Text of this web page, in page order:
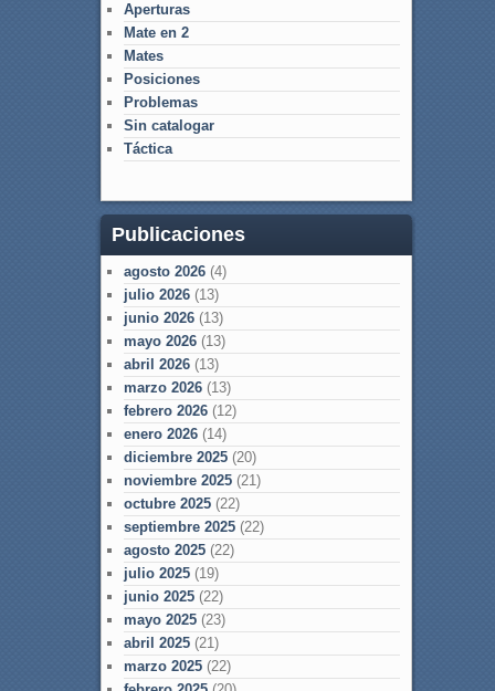
Aperturas
Mate en 2
Mates
Posiciones
Problemas
Sin catalogar
Táctica
Publicaciones
agosto 2026(4)
julio 2026(13)
junio 2026(13)
mayo 2026(13)
abril 2026(13)
marzo 2026(13)
febrero 2026(12)
enero 2026(14)
diciembre 2025(20)
noviembre 2025(21)
octubre 2025(22)
septiembre 2025(22)
agosto 2025(22)
julio 2025(19)
junio 2025(22)
mayo 2025(23)
abril 2025(21)
marzo 2025(22)